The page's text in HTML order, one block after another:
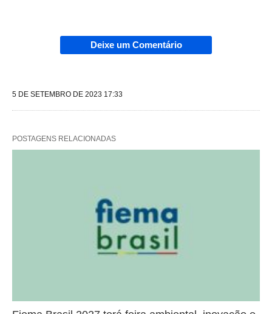
Deixe um Comentário
5 DE SETEMBRO DE 2023 17:33
POSTAGENS RELACIONADAS